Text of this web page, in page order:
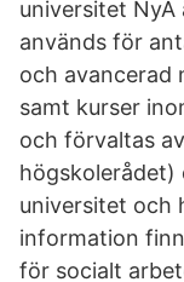
universitet
används för
och avancerad
samt kurser
och förvaltas
högskolerådet)
universitet och
information
för socialt